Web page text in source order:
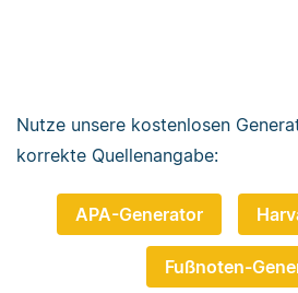
Nutze unsere kostenlosen
korrekte Quellenangabe:
APA-Generator
Fußnoten-